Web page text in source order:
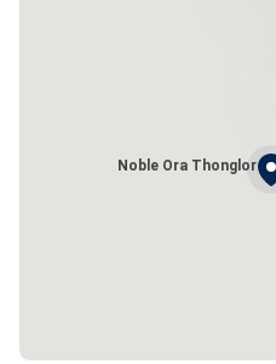
Noble Ora Thonglor